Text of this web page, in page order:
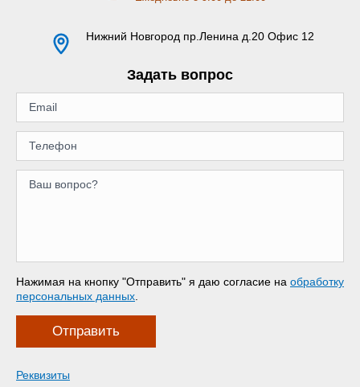
Нижний Новгород пр.Ленина д.20 Офис 12
Задать вопрос
Нажимая на кнопку "Отправить" я даю согласие на обработку
персональных данных
Отправить
Реквизиты